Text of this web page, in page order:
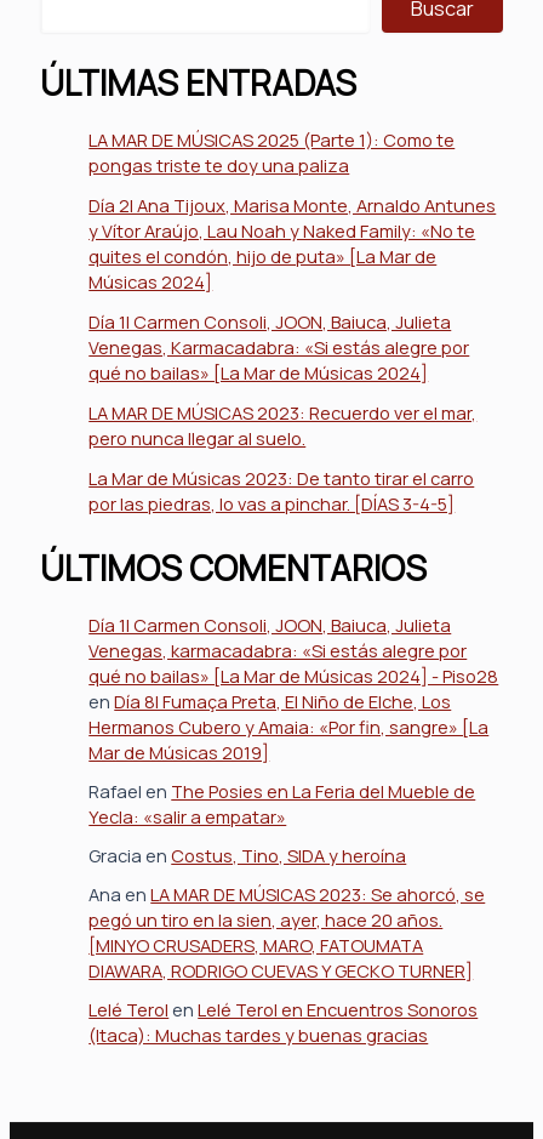
Buscar
ÚLTIMAS ENTRADAS
LA MAR DE MÚSICAS 2025 (Parte 1): Como te
pongas triste te doy una paliza
Día 2| Ana Tijoux, Marisa Monte, Arnaldo Antunes
y Vítor Araújo, Lau Noah y Naked Family: «No te
quites el condón, hijo de puta» [La Mar de
Músicas 2024]
Día 1| Carmen Consoli, JOON, Baiuca, Julieta
Venegas, Karmacadabra: «Si estás alegre por
qué no bailas» [La Mar de Músicas 2024]
LA MAR DE MÚSICAS 2023: Recuerdo ver el mar,
pero nunca llegar al suelo.
La Mar de Músicas 2023: De tanto tirar el carro
por las piedras, lo vas a pinchar. [DÍAS 3-4-5]
ÚLTIMOS COMENTARIOS
Día 1| Carmen Consoli, JOON, Baiuca, Julieta
Venegas, karmacadabra: «Si estás alegre por
qué no bailas» [La Mar de Músicas 2024] - Piso28
enDía 8| Fumaça Preta, El Niño de Elche, Los
Hermanos Cubero y Amaia: «Por fin, sangre» [La
Mar de Músicas 2019]
Rafael en The Posies en La Feria del Mueble de
Yecla: «salir a empatar»
Gracia enCostus, Tino, SIDA y heroína
Ana enLA MAR DE MÚSICAS 2023: Se ahorcó, se
pegó un tiro en la sien, ayer, hace 20 años.
[MINYO CRUSADERS, MARO, FATOUMATA
DIAWARA, RODRIGO CUEVAS Y GECKO TURNER]
Lelé Terol enLelé Terol en Encuentros Sonoros
(Itaca): Muchas tardes y buenas gracias